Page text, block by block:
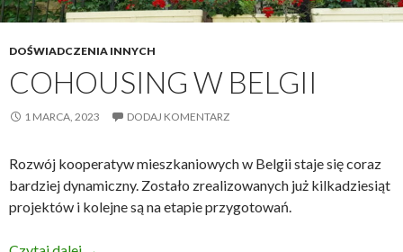
DOŚWIADCZENIA INNYCH
COHOUSING W BELGII
1 MARCA, 2023 DODAJ KOMENTARZ
Rozwój kooperatyw mieszkaniowych w Belgii staje się coraz
bardziej dynamiczny. Zostało zrealizowanych już kilkadziesiąt
projektów i kolejne są na etapie przygotowań.